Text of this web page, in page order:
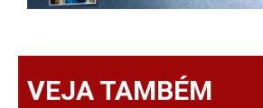
VEJA TAMBÉM